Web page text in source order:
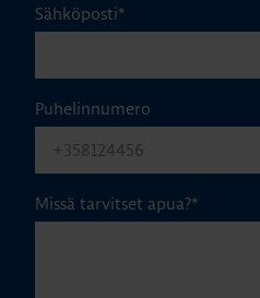
Sähköposti*
Puhelinnumero
Missä tarvitset apua?*